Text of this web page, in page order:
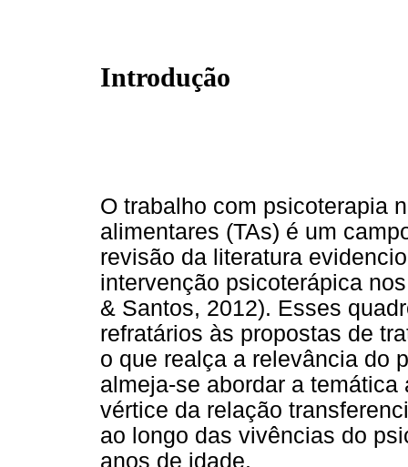
Introdução
O trabalho com psicoterapia
alimentares (TAs) é um
revisão da literatura
intervenção psicoterápica
& Santos, 2012). Esses
refratários às propostas de
o que realça a relevância do
almeja-se abordar a
vértice da relação
ao longo das vivências do
anos de idade.